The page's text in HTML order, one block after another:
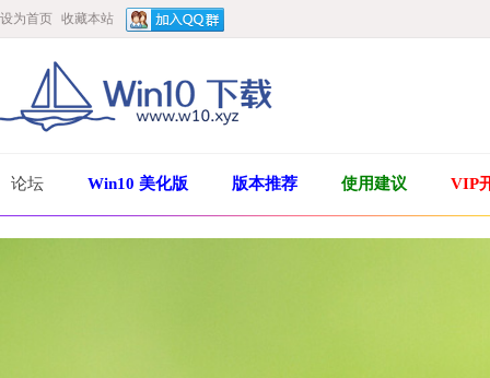
设为首页 收藏本站
论坛 Win10 美化版 版本推荐 使用建议 VIP